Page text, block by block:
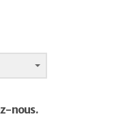
nous.